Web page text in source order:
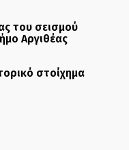
του σεισμού
Αργιθέας
στοίχημα